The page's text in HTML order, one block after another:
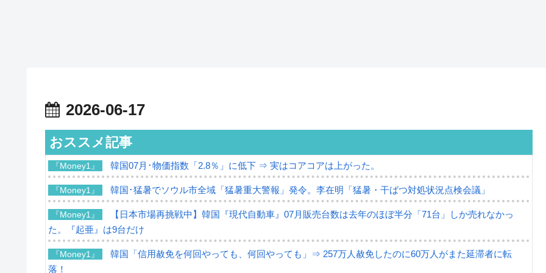
2026-06-17
おススメ記事
『Money1』 韓国07月･物価指数「2.8％」に低下 ⇒ 実はコアコアは上がった。
『Money1』 韓国･猛暑でソウル市全域「猛暑重大警報」発令。李在明「猛暑・干ばつ対処状況点検会議」
『Money1』
【日本市場再挑戦中】韓国『現代自動車』07月販売台数は去年のほぼ半分「71台」しか売れなかっ
た。『起亜』は9台だけ
『Money1』
韓国「信用赦免を何回やっても、何回やっても」⇒ 257万人赦免したのに60万人がまた延滞者に転
落！